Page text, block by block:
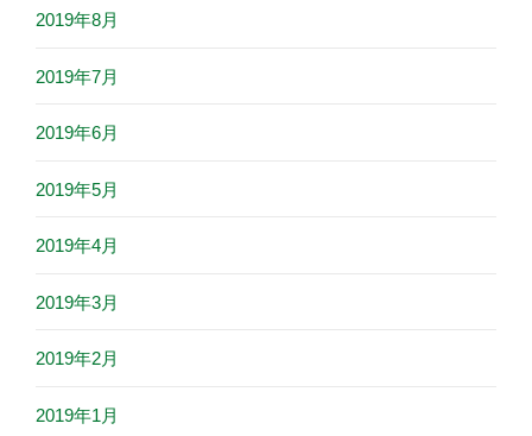
2019年8月
2019年7月
2019年6月
2019年5月
2019年4月
2019年3月
2019年2月
2019年1月